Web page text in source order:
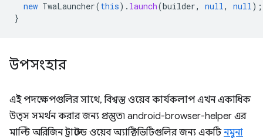
new TwaLauncher(this). launch(builder, null, null);
}
উপসংহার
এই পদক্ষেপগুলির সাথে, বিশ্বস্ত ওয়েব কার্যকলাপ এখন একাধিক
উত্স সমর্থন করার জন্য প্রস্তুত৷ android-browser-helper এর
মাল্টি অরিজিন ট্রাস্টেড ওয়েব অ্যাক্টিভিটিগুলির জন্য একটিনমুনা